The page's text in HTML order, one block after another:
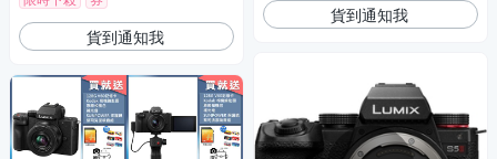
貨到通知我
貨到通知我